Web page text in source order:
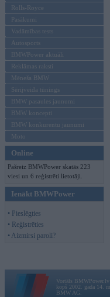
Rolls-Royce
Pasākumi
Vadāmības tests
Autosports
BMWPower aktuāli
Reklāmas raksti
Mēneša BMW
Sērijveida tūnings
BMW pasaules jaunumi
BMW koncepti
BMW konkurentu jaunumi
Moto
Online
Pašreiz BMWPower skatās 223
viesi un 6 reģistrēti lietotāji.
Ienākt BMWPower
• Pieslēgties
• Reģistrēties
• Aizmirsi paroli?
Vortāls BMWPower.lv
kopš 2002. gada 14.
BMW AG.